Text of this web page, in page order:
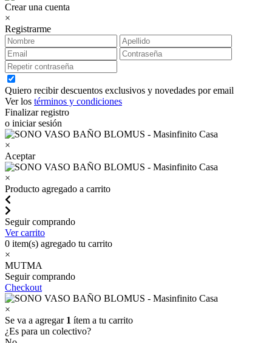
Crear una cuenta
×
Registrarme
Quiero recibir descuentos exclusivos y novedades por email
Ver los términos y condiciones
Finalizar registro
o iniciar sesión
×
Aceptar
×
Producto agregado a carrito
Seguir comprando
Ver carrito
0 item(s) agregado tu carrito
×
MUTMA
Seguir comprando
Checkout
×
Se va a agregar 1 ítem a tu carrito
¿Es para un colectivo?